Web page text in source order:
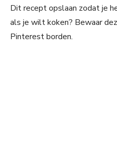
Dit recept opslaan zodat je
als je wilt koken? Bewaar
Pinterest borden.